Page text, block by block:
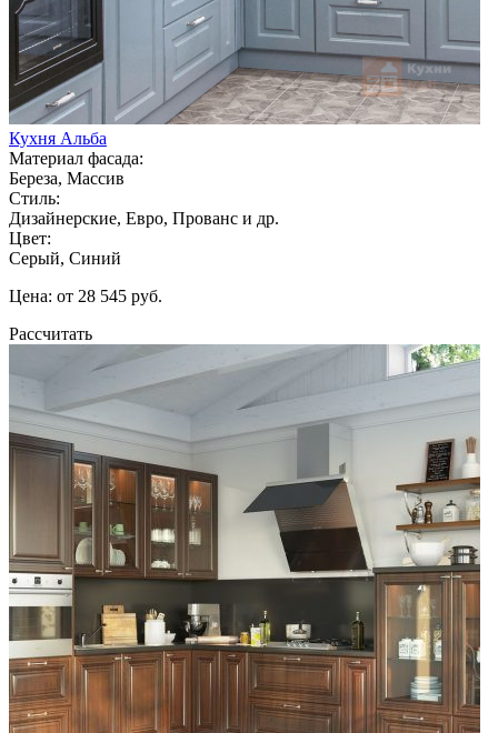
Кухня Альба
Материал фасада:
Береза, Массив
Стиль:
Дизайнерские, Евро, Прованс и др.
Цвет:
Серый, Синий
Цена: от 28 545 руб.
Рассчитать